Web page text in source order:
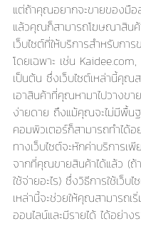
แต่ถ้าคุณอยากจะขายของมือ
แล้วคุณก็สามารถโฆษณาสิน
เว็บไซต์ที่ให้บริการสำหรับกา
โดยเฉพาะ เช่น
เป็นต้น ซึ่งเว็บไซต์เหล่านี้คุณ
เอาสินค้าที่คุณหามาไปวางขา
ง่ายดาย ถึงแม้คุณจะไม่มีพื้น
คอมพิวเตอร์ก็สามารถทำได้อ
ทางเว็บไซต์จะหักค่าบริการเ
จากที่คุณขายสินค้าได้แล้ว (ถ้า
ใช้จ่ายอะไร) ซึ่งวิธีการใช้เว็บ
เหล่านี้จะช่วยให้คุณสามารถเ
ออนไลน์และมีรายได้ ได้อย่าง